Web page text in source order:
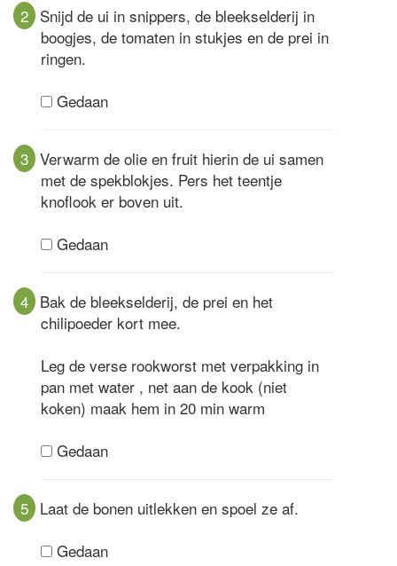
2 Snijd de ui in snippers, de bleekselderij in
boogjes, de tomaten in stukjes en de prei in
ringen.
Gedaan
3 Verwarm de olie en fruit hierin de ui samen
met de spekblokjes. Pers het teentje
knoflook er boven uit.
Gedaan
4 Bak de bleekselderij, de prei en het
chilipoeder kort mee.
Leg de verse rookworst met verpakking in
pan met water , net aan de kook (niet
koken) maak hem in 20 min warm
Gedaan
5 Laat de bonen uitlekken en spoel ze af.
Gedaan